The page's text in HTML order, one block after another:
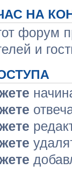
НА
форум
и